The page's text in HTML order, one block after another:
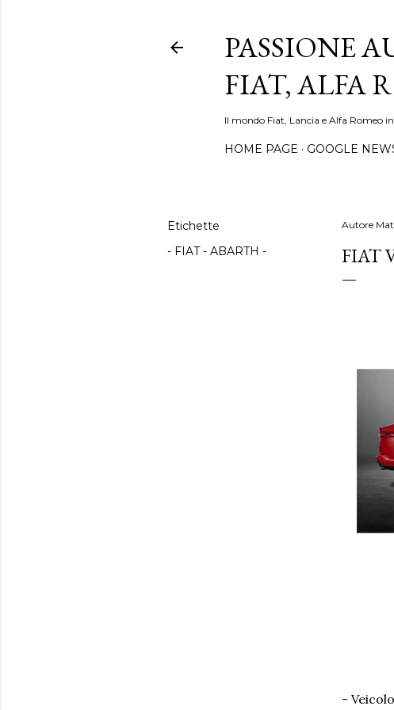
PASSIONE
FIAT, ALFA
Il mondo Fiat, Lancia e Alfa Romeo
HOME PAGE GOOGLE
Etichette
- FIAT - ABARTH -
Autore
FIAT
-